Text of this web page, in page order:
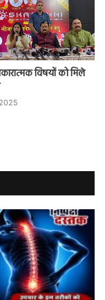
विषयों को मिले